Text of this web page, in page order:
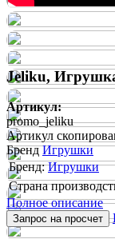
Jeliku,
Артикул:
promo_jeliku
Артикул
БрендИгрушки
Бренд:Игрушки
Страна
Полное описание
Запрос на просчет